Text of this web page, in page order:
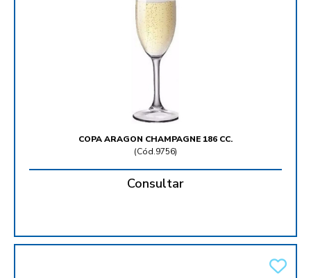
COPA ARAGON CHAMPAGNE 186 CC.
(Cód.9756)
Consultar